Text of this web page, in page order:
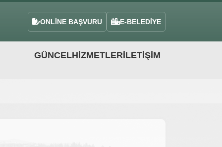
ONLİNE BAŞVURU E-BELEDİYE
GÜNCELHIZMETLERİLETIŞIM